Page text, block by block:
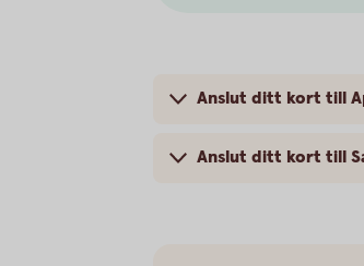
Anslut ditt kort till
Anslut ditt kort till